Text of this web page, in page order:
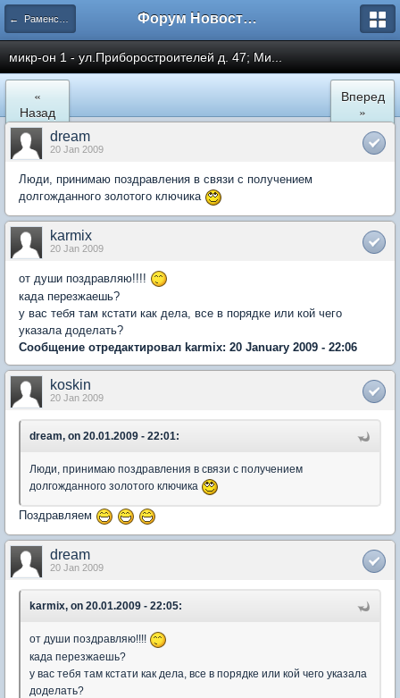
← Раменское Форум Новостройки
микр-он 1 - ул.Приборостроителей д. 47; Ми...
«
Назад
Вперед
»
dream
20 Jan 2009
Люди, принимаю поздравления в связи с получением
долгожданного золотого ключика
karmix
20 Jan 2009
от души поздравляю!!!!
када перезжаешь?
у вас тебя там кстати как дела, все в порядке или кой чего
указала доделать?
Сообщение отредактировал karmix: 20 January 2009 - 22:06
koskin
20 Jan 2009
dream, on 20.01.2009 - 22:01:
Люди, принимаю поздравления в связи с получением
долгожданного золотого ключика
Поздравляем
dream
20 Jan 2009
karmix, on 20.01.2009 - 22:05:
от души поздравляю!!!!
када перезжаешь?
у вас тебя там кстати как дела, все в порядке или кой чего указала
доделать?